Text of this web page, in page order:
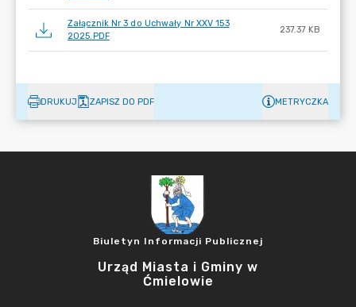
Załącznik Nr 3 do Uchwały Nr XXV 153
2025.PDF
237.37 KB
DRUKUJ ZAPISZ DO PDF METRYCZKA
Biuletyn Informacji Publicznej
Urząd Miasta i Gminy w
Ćmielowie